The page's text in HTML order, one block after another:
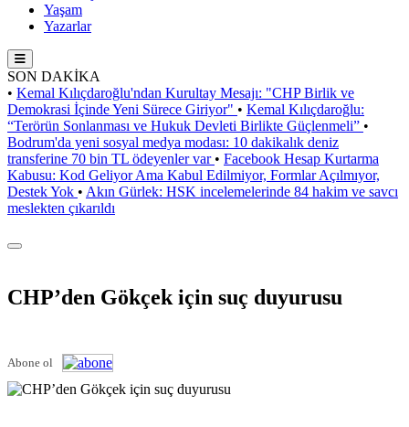
Yaşam
Yazarlar
SON DAKİKA
• Kemal Kılıçdaroğlu'ndan Kurultay Mesajı: "CHP Birlik ve
Demokrasi İçinde Yeni Sürece Giriyor" • Kemal Kılıçdaroğlu:
“Terörün Sonlanması ve Hukuk Devleti Birlikte Güçlenmeli” •
Bodrum'da yeni sosyal medya modası: 10 dakikalık deniz
transferine 70 bin TL ödeyenler var • Facebook Hesap Kurtarma
Kabusu: Kod Geliyor Ama Kabul Edilmiyor, Formlar Açılmıyor,
Destek Yok • Akın Gürlek: HSK incelemelerinde 84 hakim ve savcı
meslekten çıkarıldı
CHP’den Gökçek için suç duyurusu
Abone ol